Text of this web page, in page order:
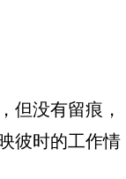
但没有留痕，
彼时的工作情